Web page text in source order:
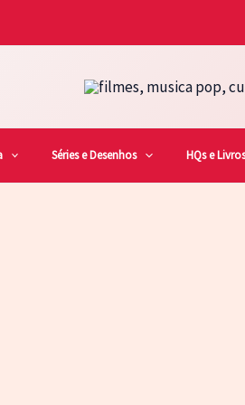
Séries e Desenhos HQs e